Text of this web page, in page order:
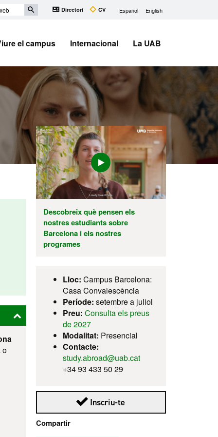
Directori CV Español English
el campus Internacional La UAB
Descobreix què pensen els
nostres estudiants sobre
Barcelona i els nostres
programes
Lloc: Campus Barcelona:
Casa Convalescència
Període: setembre a juliol
Preu: Consulta els preus
de 2027
Modalitat: Presencial
Contacte:
study.abroad@uab.cat
+34 93 433 50 29
Inscriu-te
Compartir
o